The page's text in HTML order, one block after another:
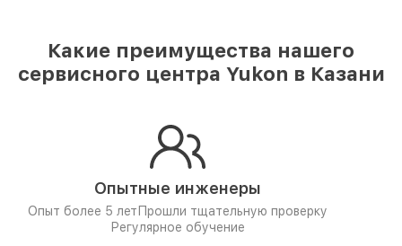
Какие преимущества нашего
сервисного центра Yukon в Казани
Опытные инженеры
Опыт более 5 лет Прошли тщательную проверку
Регулярное обучение